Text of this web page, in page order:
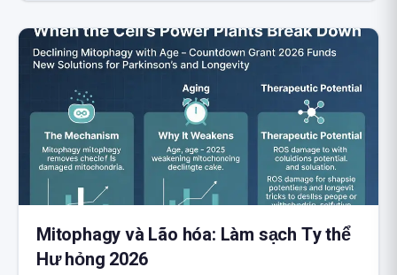
Mitophagy và Lão hóa: Làm sạch Ty thể
Hư hỏng 2026